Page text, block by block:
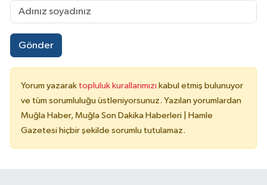
Gönder
Yorum yazarak topluluk kurallarımızı kabul etmiş bulunuyor
ve tüm sorumluluğu üstleniyorsunuz. Yazılan yorumlardan
Muğla Haber, Muğla Son Dakika Haberleri | Hamle
Gazetesi hiçbir şekilde sorumlu tutulamaz.